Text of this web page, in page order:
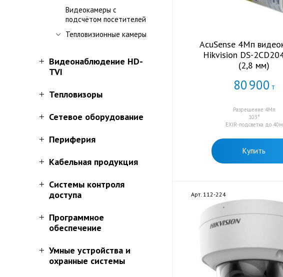
Видеокамеры с
подсчётом посетителей
Тепловизионные камеры
Видеонаблюдение HD-
TVI
Тепловизоры
Сетевое оборудование
Периферия
Кабельная продукция
Системы контроля
доступа
Программное
обеспечение
Умные устройства и
охранные системы
AcuSense 4Мп
Hikvision DS-
(2,8 мм)
80900 Т
Разрешение 4Мп
103°
EXIR-подсветка до 40м
Купить
Арт. 112-224